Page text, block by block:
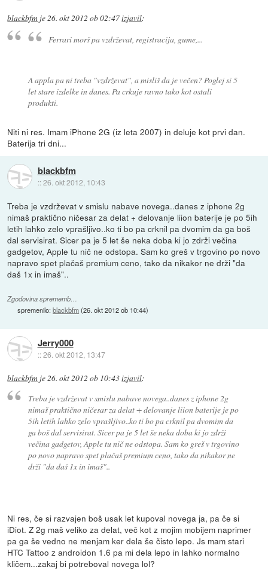
blackbfm je26. okt 2012 ob 02:47izjavil:
Ferrari morš pa vzdrževat, registracija, gume,...
A appla pa ni treba "vzdrževat", a misliš da je večen? Poglej si 5
let stare izdelke in danes. Pa crkuje ravno tako kot ostali
produkti.
Niti ni res. Imam iPhone 2G (iz leta 2007) in deluje kot prvi dan.
Baterija tri dni...
blackbfm
::26. okt 2012, 10:43
Treba je vzdrževat v smislu nabave novega..danes z iphone 2g
nimaš praktično ničesar za delat + delovanje liion baterije je po 5ih
letih lahko zelo vprašljivo..ko ti bo pa crknil pa dvomim da ga boš
dal servisirat. Sicer pa je 5 let še neka doba ki jo zdrži večina
gadgetov, Apple tu nič ne odstopa. Sam ko greš v trgovino po novo
napravo spet plačaš premium ceno, tako da nikakor ne drži "da
daš 1x in imaš"..
Zgodovina sprememb…
spremenilo:blackbfm(26. okt 2012 ob 10:44)
Jerry000
::26. okt 2012, 13:47
blackbfm je26. okt 2012 ob 10:43izjavil:
Treba je vzdrževat v smislu nabave novega..danes z iphone 2g
nimaš praktično ničesar za delat + delovanje liion baterije je po
5ih letih lahko zelo vprašljivo..ko ti bo pa crknil pa dvomim da
ga boš dal servisirat. Sicer pa je 5 let še neka doba ki jo zdrži
večina gadgetov, Apple tu nič ne odstopa. Sam ko greš v trgovino
po novo napravo spet plačaš premium ceno, tako da nikakor ne
drži "da daš 1x in imaš"..
Ni res, če si razvajen boš usak let kupoval novega ja, pa če si
iDiot. Z 2g maš veliko za delat, več kot z mojim mobijem naprimer
pa ga še vedno ne menjam ker dela še čisto lepo. Js mam stari
HTC Tattoo z androidon 1.6 pa mi dela lepo in lahko normalno
kličem...zakaj bi potreboval novega lol?